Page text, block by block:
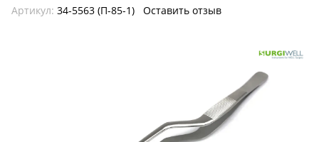
Артикул: 34-5563 (П-85-1) Оставить отзыв